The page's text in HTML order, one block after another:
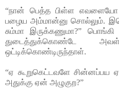
“நான் பெத்த பிள்ள
பழைய அம்மான்னு சொல்லும்.
சும்மா இருக்கணுமா?”
துடைத்துக்கொண்டே
ஒட்டிக்கொண்டிருந்தாள்.
“ஏ கூறுகெட்டவளே சின்னப்பய
அதுக்கு ஏன் அழுகுற?”